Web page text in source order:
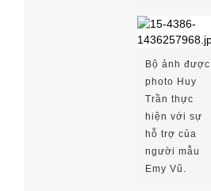
Bộ ảnh được
photo Huy
Trần thực
hiện với sự
hỗ trợ của
người mẫu
Emy Vũ.